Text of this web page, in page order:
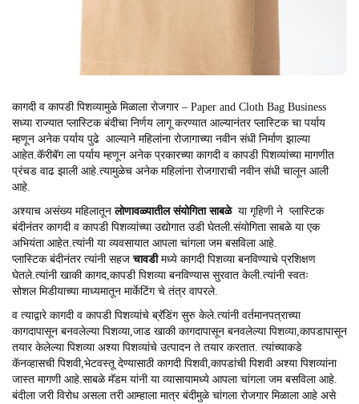
कागदी व कापडी पिशव्यामुळे मिळाला रोजगार – Paper and Cloth Bag Business
सध्या राज्यात प्लास्टिक बंदीचा निर्णय लागू करण्यात आल्यानंतर प्लास्टिक चा पर्याय
म्हणून अनेक पर्याय पुढे आल्याने महिलांना रोजागाच्या नवीन संधी निर्माण झाल्या
आहेत.कॅरीबॅग ला पर्याय म्हणून अनेक प्रकारच्या कागदी व कापडी पिशव्यांच्या मागणीत
प्रंचड वाढ झाली आहे.त्यामुळेच अनेक महिलांना रोजगाराची नवीन संधी चालून आली
आहे.
अश्याच असंख्य महिलातूनलोणावळ्यातील संयोगिता साबळे या गृहिणी ने प्लास्टिक
बंदीनंतर कागदी व कापडी पिशव्यांच्या उद्योगात उडी घेतली.संयोगिता साबळे या एक
अभियंता आहेत.त्यांनी या व्यवसायात आपला चांगला जम बसविला आहे.
प्लास्टिक बंदीनंतर त्यांनी सहजचावडीमध्ये कागदी पिशव्या बनविण्याचे प्रशिक्षण
घेतले.त्यांनी खाकी कागद,कापडी पिशव्या बनविण्यास सुरवात केली.त्यांनी स्वतः
सोशल मिडीयाच्या माध्यमातून मार्केटिंग चे तंत्र वापरले.
व त्याद्वारे कागदी व कापडी पिशव्यांचे ब्रॅडिंग सुरु केले.त्यांनी वर्तमानपत्राच्या
कागदापासून बनवलेल्या पिशव्या,जाड खाकी कागदापासून बनवलेल्या पिशव्या,कापडापासून
तयार केलेल्या पिशव्या अश्या पिशव्यांचे उत्पादन ते तयार करतात. त्यांच्याकडे
कॅनव्हासची पिशवी,भेटवस्तू देण्यासाठी कागदी पिशवी,कापडांची पिशवी अश्या पिशव्यांना
जास्त मागणी आहे.साबळे मॅडम यांनी या व्यासायामध्ये आपला चांगला जम बसविला आहे.
बंदीला जरी विरोध असला तरी आम्हाला मात्र बंदीमुळे चांगला रोजगार मिळाला आहे असे